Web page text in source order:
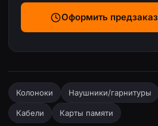
Оформить предзаказ
Колоноки Наушники/гарнитуры
Кабели Карты памяти